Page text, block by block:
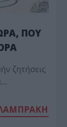
ΠΟΥ
ζητήσεις